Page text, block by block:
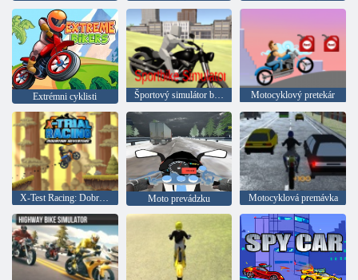
Extrémni cyklisti Športový simulátor bicykla Motocyklový pretekár
X-Test Racing: Dobrodružstvo v horách Moto prevádzku Motocyklová premávka